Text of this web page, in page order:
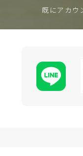
既にアカウ